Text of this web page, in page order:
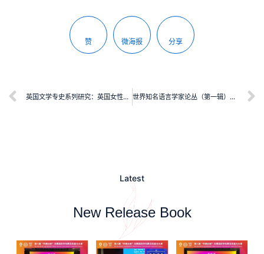
赞 微海报 分享
英国文学专史系列研究：英国女性小说史 世界知名语言学家论丛（第一辑）：语言测试
Latest
New Release Book